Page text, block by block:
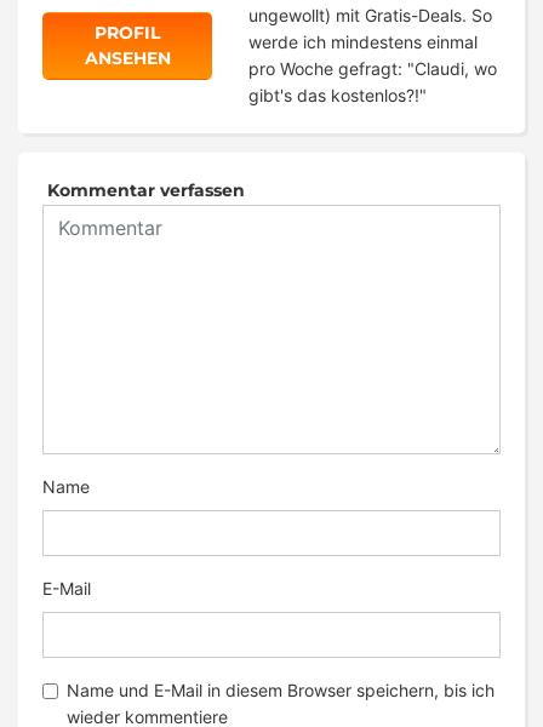
PROFIL
ANSEHEN
ungewollt) mit Gratis-Deals. So
werde ich mindestens einmal
pro Woche gefragt: "Claudi, wo
gibt's das kostenlos?!"
Kommentar verfassen
Name
E-Mail
Name und E-Mail in diesem Browser speichern, bis ich
wieder kommentiere